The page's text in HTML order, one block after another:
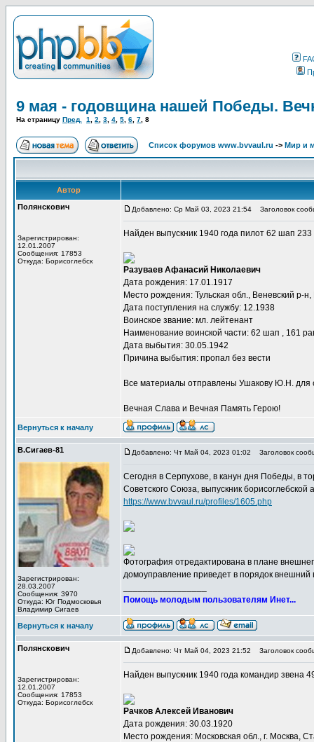
9 мая - годовщина нашей Победы.
На страницу Пред. 1 2 3 4 5 6 7 8
Список форумов www.bvvaul.ru -> Мир и
Автор
Полянскович
Зарегистрирован:
12.01.2007
Сообщения: 17853
Откуда: Борисоглебск
Добавлено: Ср Май 03, 2023 21:54 Заголовок
Найден выпускник 1940 года пилот 62 шап
Разуваев Афанасий Николаевич
Дата рождения: 17.01.1917
Место рождения: Тульская обл., Веневский р-
Дата поступления на службу: 12.1938
Воинское звание: мл. лейтенант
Наименование воинской части: 62 шап , 161
Дата выбытия: 30.05.1942
Причина выбытия: пропал без вести
Все материалы отправлены Ушакову Ю.Н. для
Вечная Слава и Вечная Память Герою!
Вернуться к началу
В.Сигаев-81
Зарегистрирован:
28.03.2007
Сообщения: 3970
Откуда: Юг Подмосковья
Владимир Сигаев
Добавлено: Чт Май 04, 2023 01:02 Заголовок
Сегодня в Серпухове, в канун дня Победы, в
Советского Союза, выпускник
https://www.bvvaul.ru/profiles/1605.php
Фотография отредактирована в плане
домоуправление приведет в порядок
Помощь молодым пользователям Инет...
Вернуться к началу
Полянскович
Зарегистрирован:
12.01.2007
Сообщения: 17853
Откуда: Борисоглебск
Добавлено: Чт Май 04, 2023 21:52 Заголовок
Найден выпускник 1940 года командир звена
Рачков Алексей Иванович
Дата рождения: 30.03.1920
Место рождения: Московская обл., г. Москва,